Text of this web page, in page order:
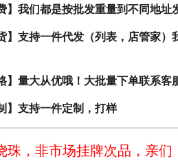
】我们都是按批发重量到不同地
】支持一件代发（列表，店管家
】量大从优哦！大批量下单联系客
】支持一件定制，打样
珠，非市场挂牌次品，亲们